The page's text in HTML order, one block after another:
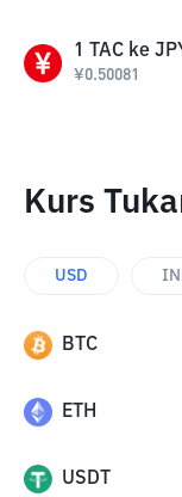
1 TAC ke
¥0.50081
Kurs
USD
BTC
ETH
USDT